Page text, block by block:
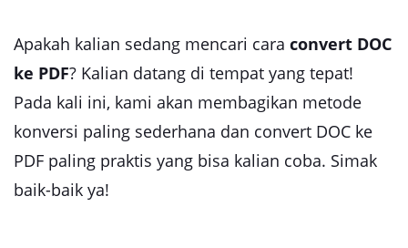
Apakah kalian sedang mencari cara convert DOC
ke PDF? Kalian datang di tempat yang tepat!
Pada kali ini, kami akan membagikan metode
konversi paling sederhana dan convert DOC ke
PDF paling praktis yang bisa kalian coba. Simak
baik-baik ya!